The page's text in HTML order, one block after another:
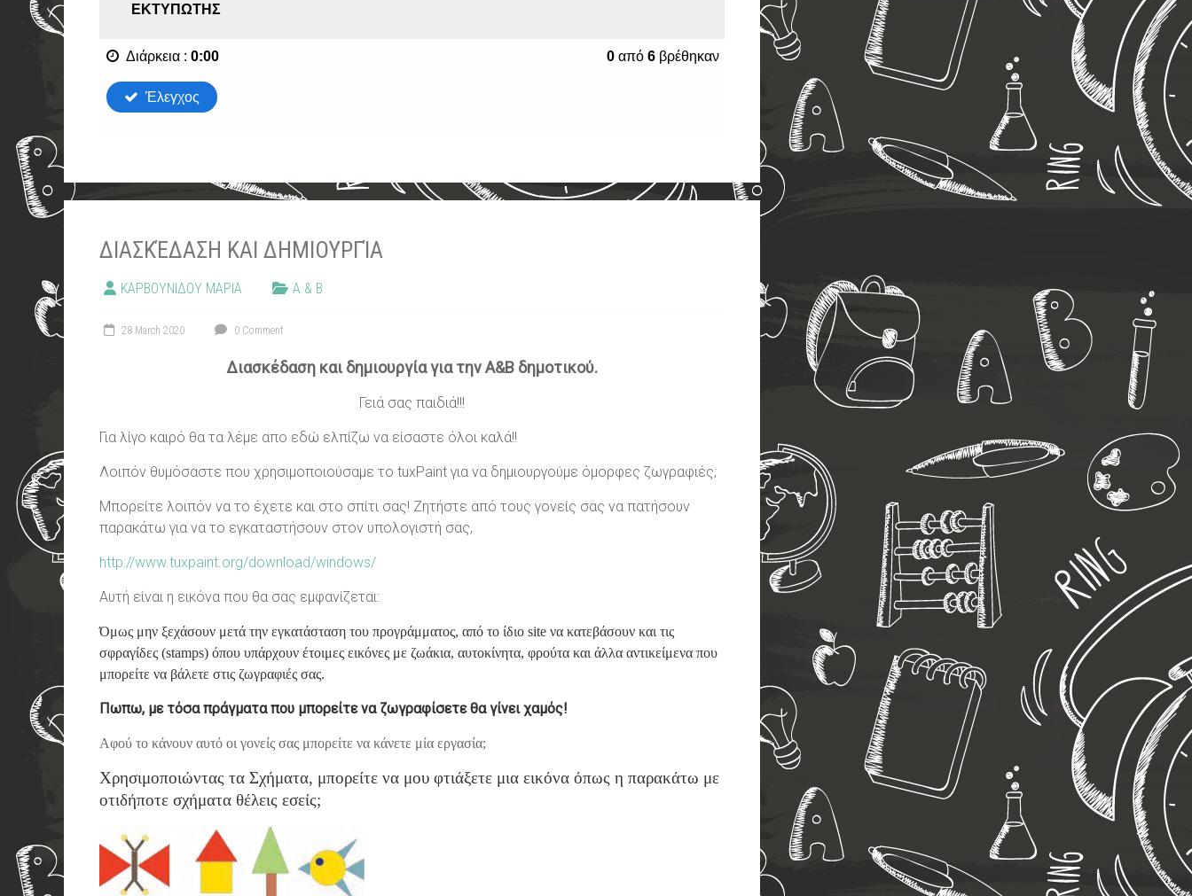
ΔΙΑΣΚΈΔΑΣΗ ΚΑΙ ΔΗΜΙΟΥΡΓΊΑ
ΚΑΡΒΟΥΝΙΔΟΥ ΜΑΡΙΑ Α & Β
28 March 2020 0 Comment
Διασκέδαση και δημιουργία για την Α&Β δημοτικού.
Γειά σας παιδιά!!!
Για λίγο καιρό θα τα λέμε απο εδώ ελπίζω να είσαστε όλοι καλά!!
Λοιπόν θυμόσαστε που χρησιμοποιούσαμε το tuxPaint για να δημιουργούμε όμορφες ζωγραφιές;
Μπορείτε λοιπόν να το έχετε και στο σπίτι σας! Ζητήστε από τους γονείς σας να πατήσουν
παρακάτω για να το εγκαταστήσουν στον υπολογιστή σας,
http://www.tuxpaint.org/download/windows/
Αυτή είναι η εικόνα που θα σας εμφανίζεται:
Όμως μην ξεχάσουν μετά την εγκατάσταση του προγράμματος, από το ίδιο site να κατεβάσουν και τις
σφραγίδες (stamps) όπου υπάρχουν έτοιμες εικόνες με ζωάκια, αυτοκίνητα, φρούτα και άλλα αντικείμενα που
μπορείτε να βάλετε στις ζωγραφιές σας.
Πωπω, με τόσα πράγματα που μπορείτενα ζωγραφίσετε θαγίνει χαμός!
Αφού το κάνουν αυτό οι γονείς σας μπορείτε να κάνετε μία εργασία;
Χρησιμοποιώντας τα Σχήματα, μπορείτε να μου φτιάξετε μια εικόνα όπως η παρακάτω με
οτιδήποτε σχήματα θέλεις εσείς;